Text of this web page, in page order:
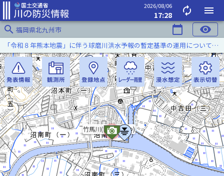
2026/08/06
17:28 autorenew
menu
search 福岡県北九州市 calendar_today visibility
竹馬川(ちくまがわ)
「令和８年熊本地震」に伴う球磨川洪水予報の暫定基準の運用について（令和８年８月５日）